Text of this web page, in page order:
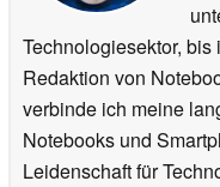
Technologiesektor,
Redaktion von
verbinde ich meine
Notebooks und
Leidenschaft für